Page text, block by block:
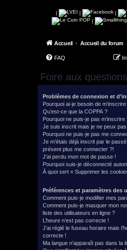
| | |
|
Accueil Accueil du forum
FAQ
Foire aux questions
Problèmes de connexion et
Pourquoi ai-je besoin de m’inscrire
Qu’est-ce que la COPPA ?
Pourquoi ne puis-je pas m’inscrire
Je suis inscrit mais je ne peux
Pourquoi ne puis-je pas me
Je m’étais déjà inscrit par le
présent plus me connecter ?!
J’ai perdu mon mot de passe !
Pourquoi suis-je déconnecté
À quoi sert « Supprimer les
Préférences et paramètres des
Comment puis-je modifier mes
Comment puis-je masquer mon
liste des utilisateurs en ligne ?
L’heure n’est pas correcte !
J’ai réglé le fuseau horaire mais
correcte !
Ma langue n’apparaît pas dans la